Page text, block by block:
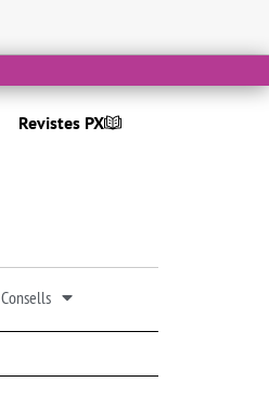
Revistes PX
Consells